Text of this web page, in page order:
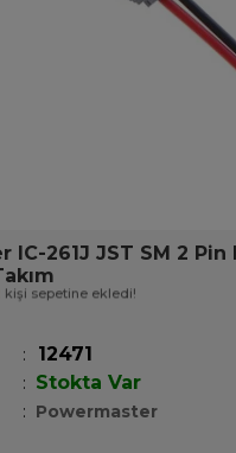
IC-261J JST SM 2 Pin
kişi sepetine ekledi!
12471
: Stokta Var
: Powermaster